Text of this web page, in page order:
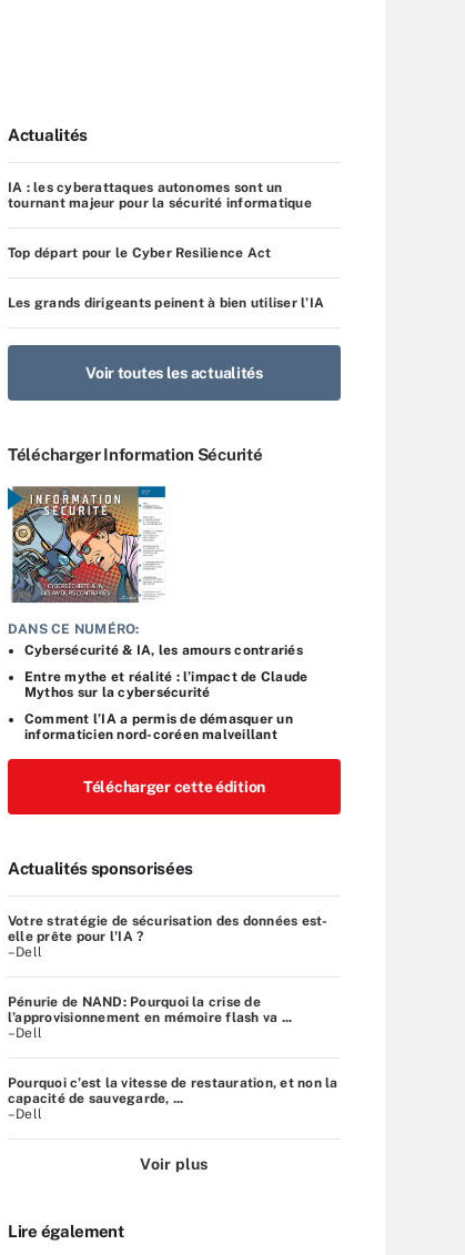
Actualités
IA : les cyberattaques autonomes sont un
tournant majeur pour la sécurité informatique
Top départ pour le Cyber Resilience Act
Les grands dirigeants peinent à bien utiliser l’IA
Voir toutes les actualités
Télécharger Information Sécurité
DANS CE NUMÉRO:
Cybersécurité & IA, les amours contrariés
Entre mythe et réalité : l’impact de Claude
Mythos sur la cybersécurité
Comment l’IA a permis de démasquer un
informaticien nord-coréen malveillant
Télécharger cette édition
Actualités sponsorisées
Votre stratégie de sécurisation des données est-
elle prête pour l'IA ?
–Dell
Pénurie de NAND: Pourquoi la crise de
l’approvisionnement en mémoire flash va ...
–Dell
Pourquoi c’est la vitesse de restauration, et non la
capacité de sauvegarde, ...
–Dell
Voir plus
Lire également